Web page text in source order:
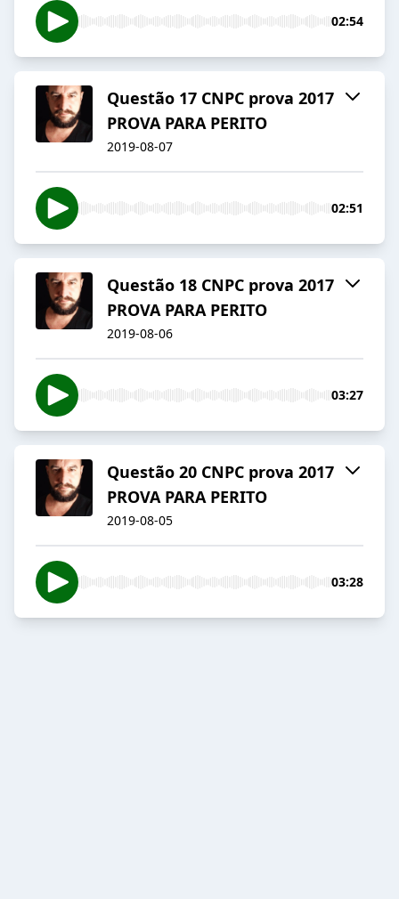
02:54
Questão 17 CNPC prova 2017
PROVA PARA PERITO
2019-08-07
02:51
Questão 18 CNPC prova 2017
PROVA PARA PERITO
2019-08-06
03:27
Questão 20 CNPC prova 2017
PROVA PARA PERITO
2019-08-05
03:28